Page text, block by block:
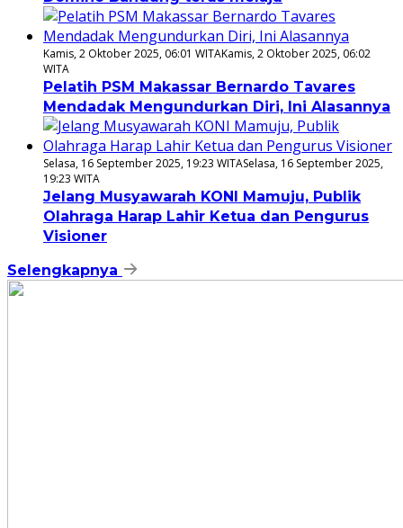
Kamis, 2 Oktober 2025, 06:01 WITAKamis, 2 Oktober 2025, 06:02
WITA
Pelatih PSM Makassar Bernardo Tavares
Mendadak Mengundurkan Diri, Ini Alasannya
Selasa, 16 September 2025, 19:23 WITASelasa, 16 September 2025,
19:23 WITA
Jelang Musyawarah KONI Mamuju, Publik
Olahraga Harap Lahir Ketua dan Pengurus
Visioner
Selengkapnya